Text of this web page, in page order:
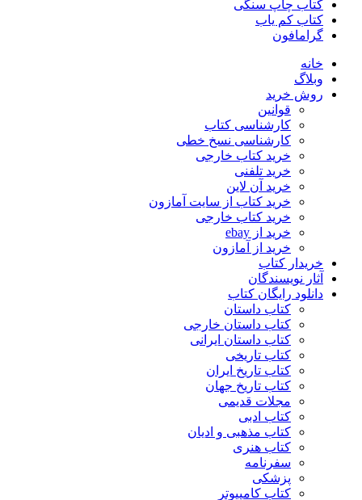
کتاب چاپ سنگی
کتاب کم یاب
گرامافون
خانه
وبلاگ
روش خرید
قوانین
کارشناسی کتاب
کارشناسی نسخ خطی
خرید کتاب خارجی
خرید تلفنی
خرید آن لاین
خرید کتاب از سایت آمازون
خرید کتاب خارجی
خرید از ebay
خرید از آمازون
خریدار کتاب
آثار نویسندگان
دانلود رایگان کتاب
کتاب داستان
کتاب داستان خارجی
کتاب داستان ایرانی
کتاب تاریخی
کتاب تاریخ ایران
کتاب تاریخ جهان
مجلات قدیمی
کتاب ادبی
کتاب مذهبی و ادیان
کتاب هنری
سفرنامه
پزشکی
کتاب کامپیوتر